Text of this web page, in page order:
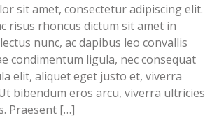
sit amet, consectetur adipiscing elit.
risus rhoncus dictum sit amet in
nunc, ac dapibus leo convallis
condimentum ligula, nec consequat
elit, aliquet eget justo et, viverra
bibendum eros arcu, viverra ultricies
Praesent […]